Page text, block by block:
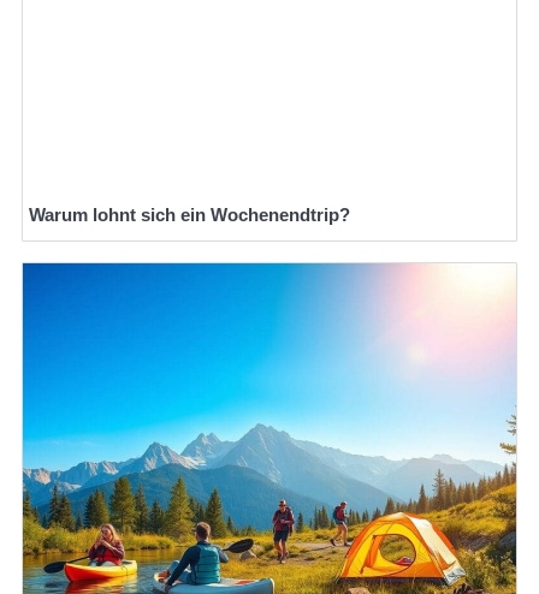
Warum lohnt sich ein Wochenendtrip?